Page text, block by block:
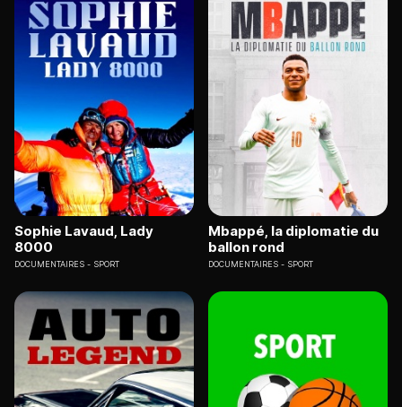
Sophie Lavaud, Lady
8000
DOCUMENTAIRES SPORT
Mbappé, la diplomatie du
ballon rond
DOCUMENTAIRES SPORT